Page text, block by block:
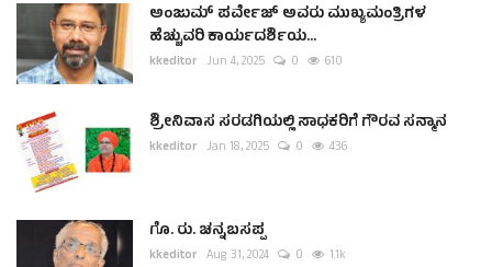
ಅಂಜುಮ್ ಪರ್ವೇಜ್ ಅವರು ಮುಖ್ಯಮಂತ್ರಿಗಳ
ಹೆಚ್ಚುವರಿ ಕಾರ್ಯದರ್ಶಿಯ...
kkeditor Jun 4, 2025 0 610
ಶ್ರೀನಿವಾಸ ಸರಡಗಿಯಲ್ಲಿ ಸಾಧಕರಿಗೆ ಗೌರವ ಸನ್ಮಾನ
kkeditor Jan 18, 2025 0 436
ಗೊ. ರು. ಚನ್ನಬಸಪ್ಪ
kkeditor Aug 31, 2024 0 1.1k